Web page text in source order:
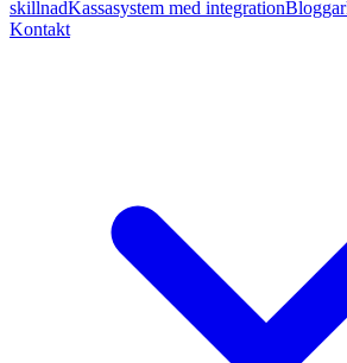
skillnadKassasystem med integration
Kontakt